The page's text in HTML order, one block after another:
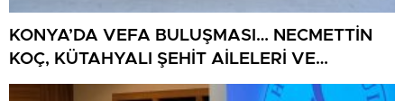
KONYA’DA VEFA BULUŞMASI… NECMETTİN
KOÇ, KÜTAHYALI ŞEHİT AİLELERİ VE
GAZİLERİ AĞIRLADI